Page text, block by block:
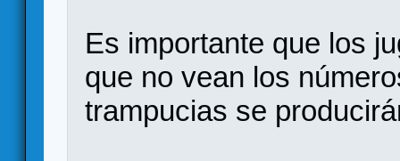
Es importante que los
que no vean los
trampucias se